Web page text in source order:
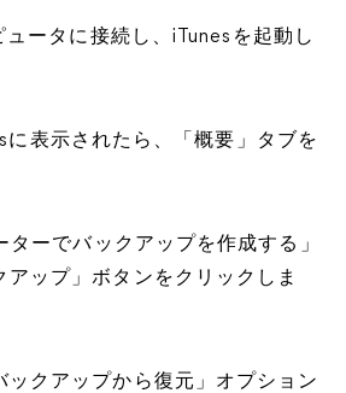
ュータに接続し、iTunesを起動し
に表示されたら、「概要」タブを
ターでバックアップを作成する」
アップ」ボタンをクリックしま
ックアップから復元」オプション